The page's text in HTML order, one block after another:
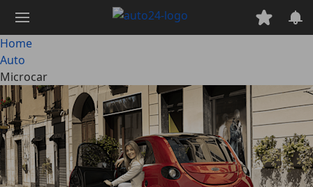
contenuto
principale
Home
Auto
Microcar